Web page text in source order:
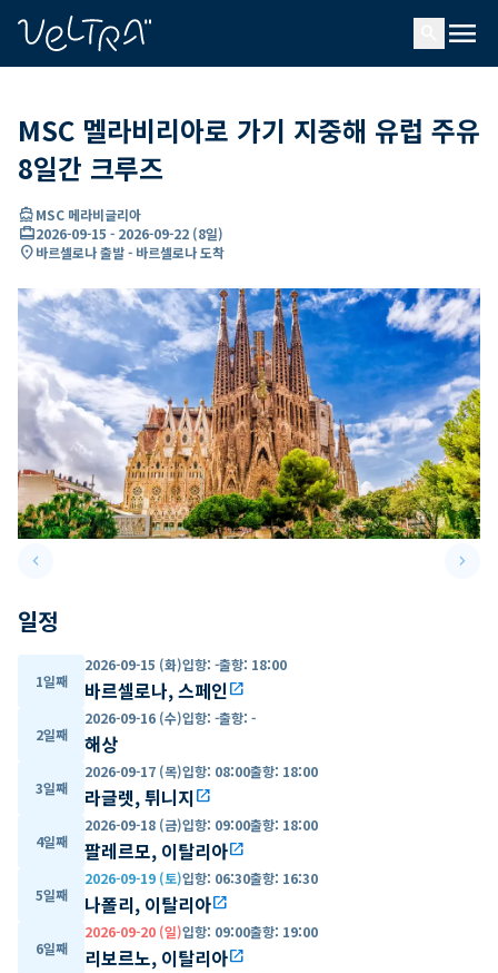
menu
MSC 멜라비리아로 가기 지중해 유럽 주유
8일간 크루즈
directions_boatMSC 메라비글리아
card_travel2026-09-15 - 2026-09-22 (8일)
location_on바르셀로나 출발 - 바르셀로나 도착
keyboard_arrow_leftPrevious slide keyboard_arrow_right
일정
1일째
2026-09-15 (화)입항: -출항: 18:00
바르셀로나, 스페인open_in_new
2일째
2026-09-16 (수)입항: -출항: -
해상
3일째
2026-09-17 (목)입항: 08:00출항: 18:00
라글렛, 튀니지 open_in_new
4일째
2026-09-18 (금)입항: 09:00출항: 18:00
팔레르모, 이탈리아open_in_new
5일째
2026-09-19 (토)입항: 06:30출항: 16:30
나폴리, 이탈리아open_in_new
6일째
2026-09-20 (일)입항: 09:00출항: 19:00
리보르노, 이탈리아open_in_new